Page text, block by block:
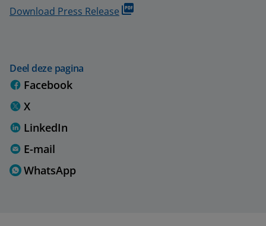
Download Press Release
Deel deze pagina
Facebook
X
LinkedIn
E-mail
WhatsApp